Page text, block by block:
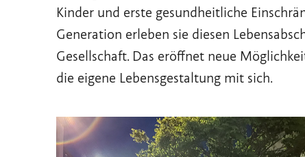
Kinder und erste gesundheitliche
Generation erleben sie diesen
Gesellschaft. Das eröffnet neue
die eigene Lebensgestaltung mit sich.